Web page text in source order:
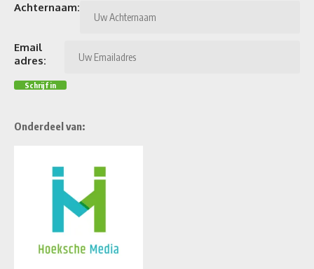
Achternaam:
Email
adres:
Onderdeel van: